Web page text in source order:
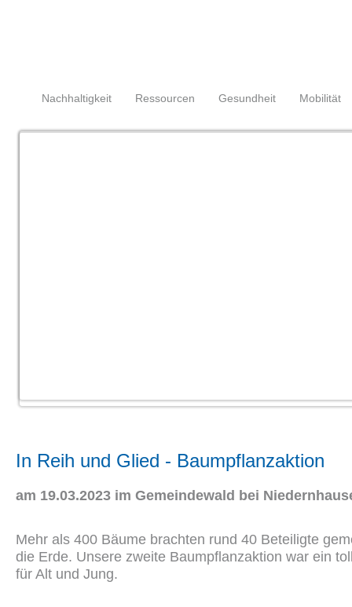
überspringen
Mobilität
Gesundheit
Ressourcen
Nachhaltigkeit
In Reih und Glied - Baumpflanzaktion
am 19.03.2023 im Gemeindewald bei
Mehr als 400 Bäume brachten rund 40 Beteiligte
die Erde. Unsere zweite Baumpflanzaktion war ein
für Alt und Jung.